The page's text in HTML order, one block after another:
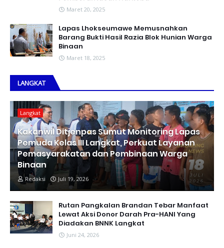
Maret 20, 2025
Lapas Lhokseumawe Memusnahkan
Barang Bukti Hasil Razia Blok Hunian Warga
Binaan
Maret 18, 2025
LANGKAT
Langkat
Kakanwil Ditjenpas Sumut Monitoring Lapas
Pemuda Kelas III Langkat, Perkuat Layanan
Pemasyarakatan dan Pembinaan Warga
Binaan
Redaksi Juli 19, 2026
Rutan Pangkalan Brandan Tebar Manfaat
Lewat Aksi Donor Darah Pra-HANI Yang
Diadakan BNNK Langkat
Juni 24, 2026